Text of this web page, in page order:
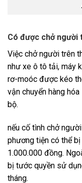
Có được chở người
Việc chở người trên
như xe ô tô tải, máy
rơ-moóc được kéo
vận chuyển hàng
bộ.
nếu cố tình chở
phương tiện có thể
1.000.000 đồng.
bị tước quyền sử
tháng.